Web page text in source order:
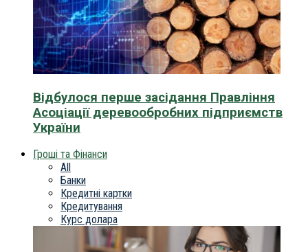
Відбулося перше засідання Правління
Асоціації деревообробних підприємств
України
Гроші та Фінанси
All
Банки
Кредитні картки
Кредитування
Курс долара